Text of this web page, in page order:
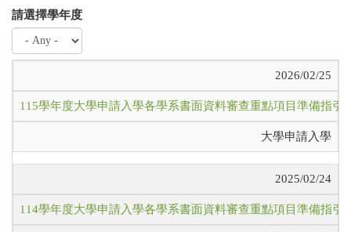
請選擇學年度
2026/02/25
115學年度大學申請入學各學系書面資料審查重點項目準備指引
大學申請入學
2025/02/24
114學年度大學申請入學各學系書面資料審查重點項目準備指引